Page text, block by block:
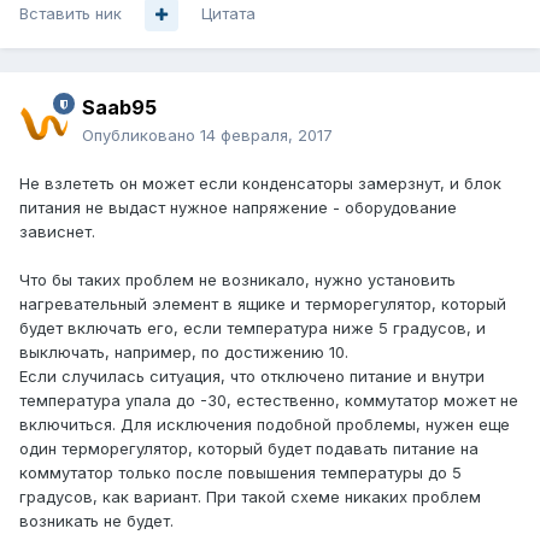
Вставить ник Цитата
Saab95
Опубликовано 14 февраля, 2017
Не взлететь он может если конденсаторы замерзнут, и блок
питания не выдаст нужное напряжение - оборудование
зависнет.
Что бы таких проблем не возникало, нужно установить
нагревательный элемент в ящике и терморегулятор, который
будет включать его, если температура ниже 5 градусов, и
выключать, например, по достижению 10.
Если случилась ситуация, что отключено питание и внутри
температура упала до -30, естественно, коммутатор может не
включиться. Для исключения подобной проблемы, нужен еще
один терморегулятор, который будет подавать питание на
коммутатор только после повышения температуры до 5
градусов, как вариант. При такой схеме никаких проблем
возникать не будет.